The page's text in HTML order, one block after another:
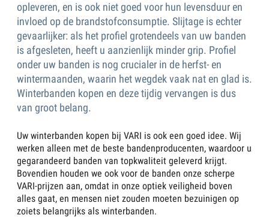
opleveren, en is ook niet goed voor hun levensduur en
invloed op de brandstofconsumptie. Slijtage is echter
gevaarlijker: als het profiel grotendeels van uw banden
is afgesleten, heeft u aanzienlijk minder grip. Profiel
onder uw banden is nog crucialer in de herfst- en
wintermaanden, waarin het wegdek vaak nat en glad is.
Winterbanden kopen en deze tijdig vervangen is dus
van groot belang.
Uw winterbanden kopen bij VARI is ook een goed idee. Wij
werken alleen met de beste bandenproducenten, waardoor u
gegarandeerd banden van topkwaliteit geleverd krijgt.
Bovendien houden we ook voor de banden onze scherpe
VARI-prijzen aan, omdat in onze optiek veiligheid boven
alles gaat, en mensen niet zouden moeten bezuinigen op
zoiets belangrijks als winterbanden.